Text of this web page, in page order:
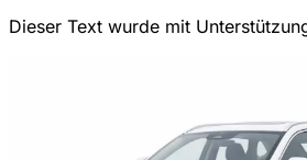
Dieser Text wurde mit